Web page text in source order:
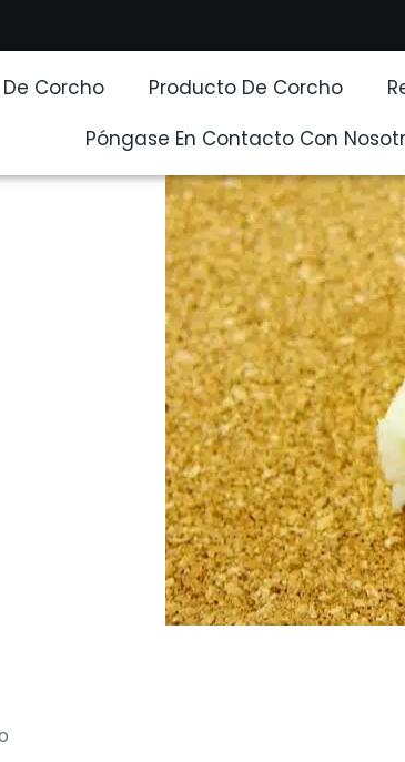
Corcho Producto De Corcho
Póngase En Contacto Con